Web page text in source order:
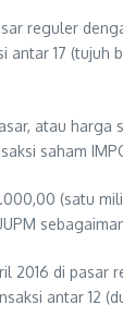
reguler
17
atau harga
saham
(satu
2016 di
antar 12